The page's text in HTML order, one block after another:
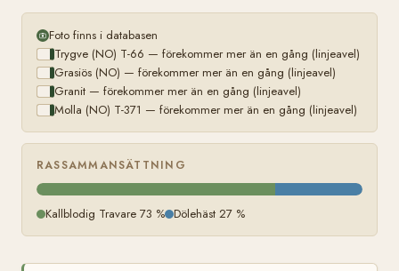
Foto finns i databasen
Trygve (NO) T-66 — förekommer mer än en gång (linjeavel)
Grasiös (NO) — förekommer mer än en gång (linjeavel)
Granit — förekommer mer än en gång (linjeavel)
Molla (NO) T-371 — förekommer mer än en gång (linjeavel)
RASSAMMANSÄTTNING
Kallblodig Travare 73 % Dölehäst 27 %